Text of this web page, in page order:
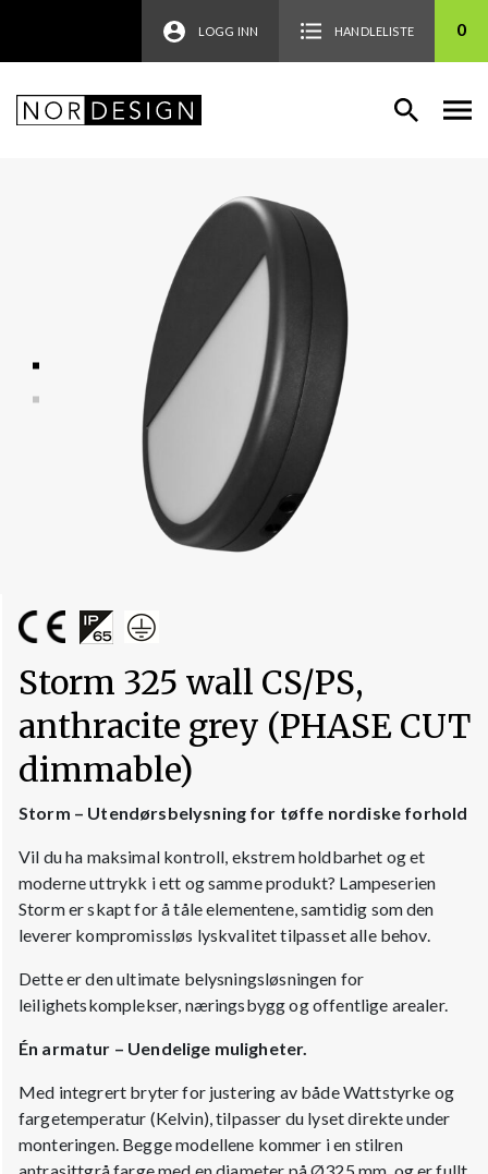
LOGG INN HANDLELISTE 0
Storm 325 wall CS/PS,
anthracite grey (PHASE CUT
dimmable)
Storm – Utendørsbelysning for tøffe nordiske forhold
Vil du ha maksimal kontroll, ekstrem holdbarhet og et
moderne uttrykk i ett og samme produkt? Lampeserien
Storm er skapt for å tåle elementene, samtidig som den
leverer kompromissløs lyskvalitet tilpasset alle behov.
Dette er den ultimate belysningsløsningen for
leilighetskomplekser, næringsbygg og offentlige arealer.
Én armatur – Uendelige muligheter.
Med integrert bryter for justering av både Wattstyrke og
fargetemperatur (Kelvin), tilpasser du lyset direkte under
monteringen. Begge modellene kommer i en stilren
antrasittgrå farge med en diameter på Ø325 mm, og er fullt